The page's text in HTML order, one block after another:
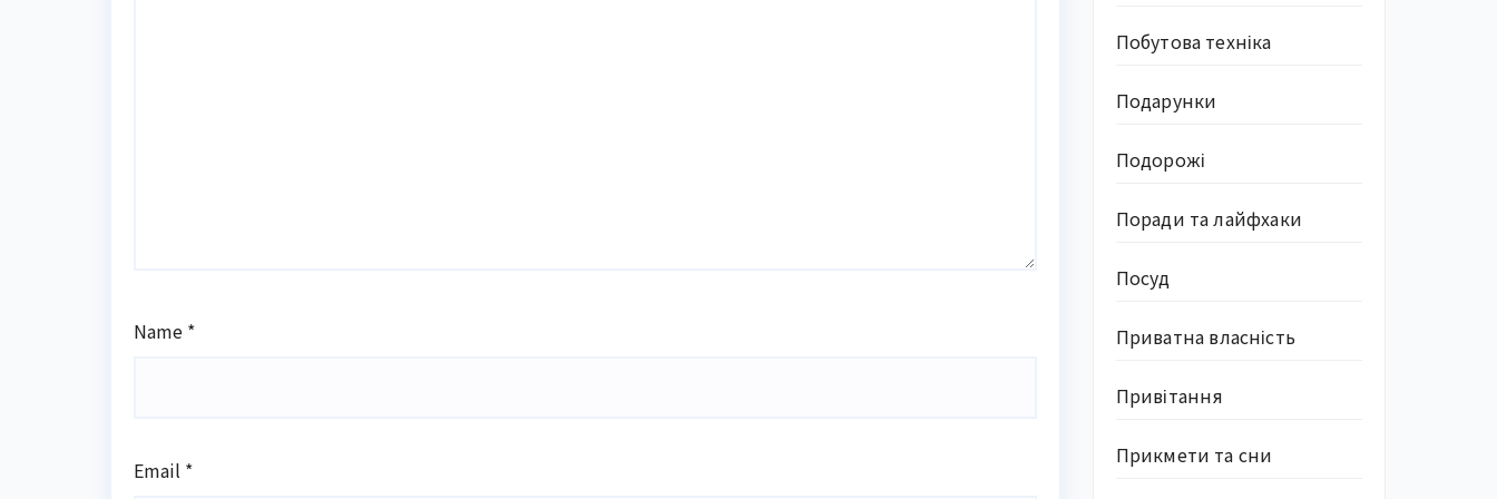
Name *
Email *
Побутова техніка
Подарунки
Подорожі
Поради та лайфхаки
Посуд
Приватна власність
Привітання
Прикмети та сни